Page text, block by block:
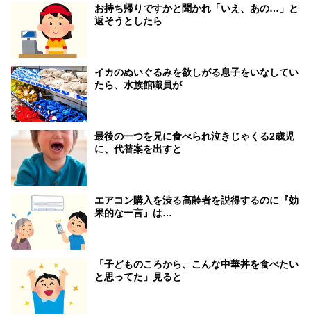
お持ち帰りですかと聞かれ「いえ、あの…」と
返そうとしたら
イカのぬいぐるみを欲しがる息子をいなしてい
たら、水族館職員が
最後の一つを兄に食べられ泣きじゃくる2歳児
に、代替案を出すと
エアコン購入を渋る高齢者を説得するのに『効
果的な一言』は…
「子どものころから、こんな中華丼を食べたい
と思ってた」見ると